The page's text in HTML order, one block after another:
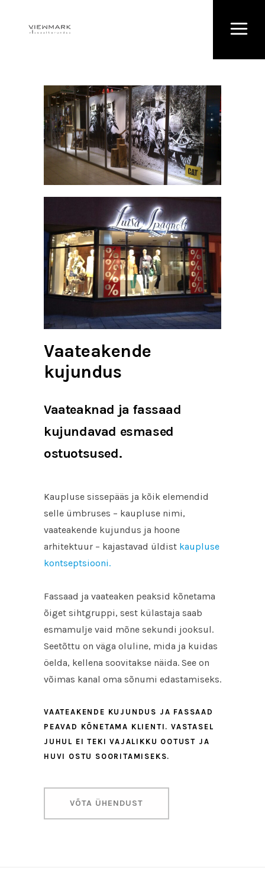
Vaateakende
kujundus
Vaateaknad ja fassaad
kujundavad esmased
ostuotsused.
Kaupluse sissepääs ja kõik elemendid
selle ümbruses – kaupluse nimi,
vaateakende kujundus ja hoone
arhitektuur – kajastavad üldist kaupluse
kontseptsiooni.
Fassaad ja vaateaken peaksid kõnetama
õiget sihtgruppi, sest külastaja saab
esmamulje vaid mõne sekundi jooksul.
Seetõttu on väga oluline, mida ja kuidas
öelda, kellena soovitakse näida. See on
võimas kanal oma sõnumi edastamiseks.
VAATEAKENDE KUJUNDUS JA FASSAAD
PEAVAD KÕNETAMA KLIENTI. VASTASEL
JUHUL EI TEKI VAJALIKKU OOTUST JA
HUVI OSTU SOORITAMISEKS.
VÕTA ÜHENDUST